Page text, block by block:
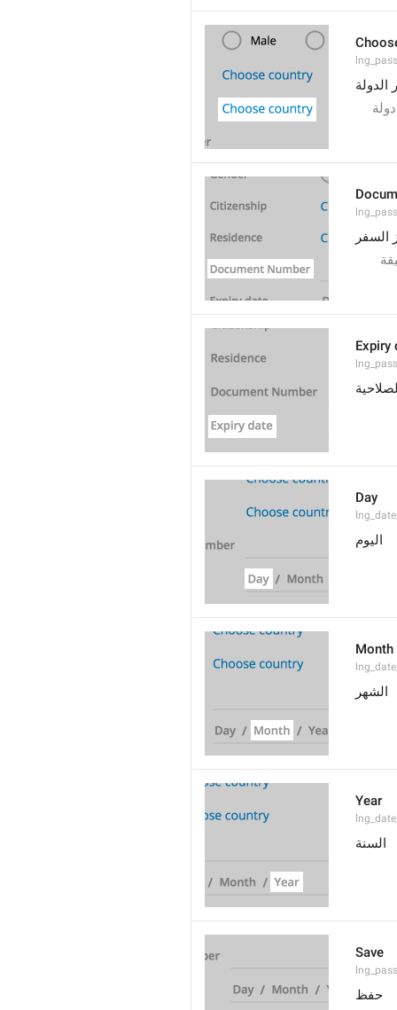
الدولة
السفر
Expiry
Day
اليوم
Month
الشهر
Year
السنة
Save
حفظ